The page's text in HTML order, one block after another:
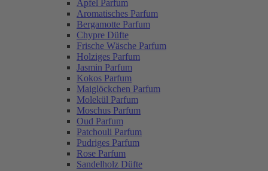
Apfel Parfum
Aromatisches Parfum
Bergamotte Parfum
Chypre Düfte
Frische Wäsche Parfum
Holziges Parfum
Jasmin Parfum
Kokos Parfum
Maiglöckchen Parfum
Molekül Parfum
Moschus Parfum
Oud Parfum
Patchouli Parfum
Pudriges Parfum
Rose Parfum
Sandelholz Düfte